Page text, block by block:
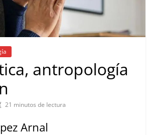
antropología
21 minutos de lectura
Arnal